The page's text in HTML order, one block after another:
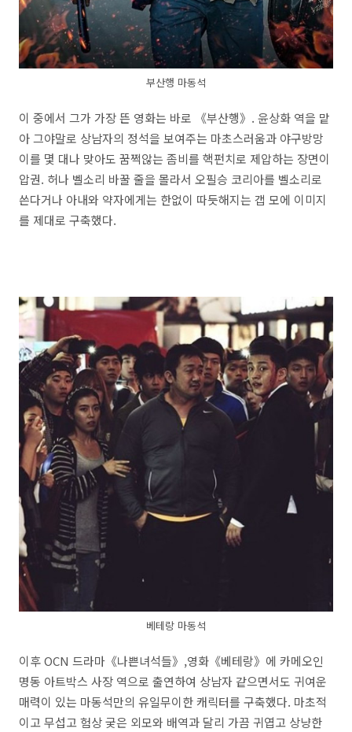
부산행 마동석
이 중에서 그가 가장 뜬 영화는 바로 《부산행》. 윤상화 역을 맡
아 그야말로 상남자의 정석을 보여주는 마초스러움과 야구방망
이를 몇 대나 맞아도 꿈쩍않는 좀비를 핵펀치로 제압하는 장면이
압권. 허나 벨소리 바꿀 줄을 몰라서 오필승 코리아를 벨소리로
쓴다거나 아내와 약자에게는 한없이 따듯해지는 갭 모에 이미지
를 제대로 구축했다.
베테랑 마동석
이후 OCN 드라마《나쁜녀석들》,영화《베테랑》에 카메오인
명동 아트박스 사장 역으로 출연하여 상남자 같으면서도 귀여운
매력이 있는 마동석만의 유일무이한 캐릭터를 구축했다. 마초적
이고 무섭고 험상 궂은 외모와 배역과 달리 가끔 귀엽고 상냥한